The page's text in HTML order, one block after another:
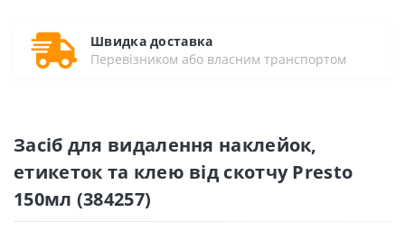
Швидка доставка
Перевізником або власним транспортом
Засіб для видалення наклейок,
етикеток та клею від скотчу Presto
150мл (384257)